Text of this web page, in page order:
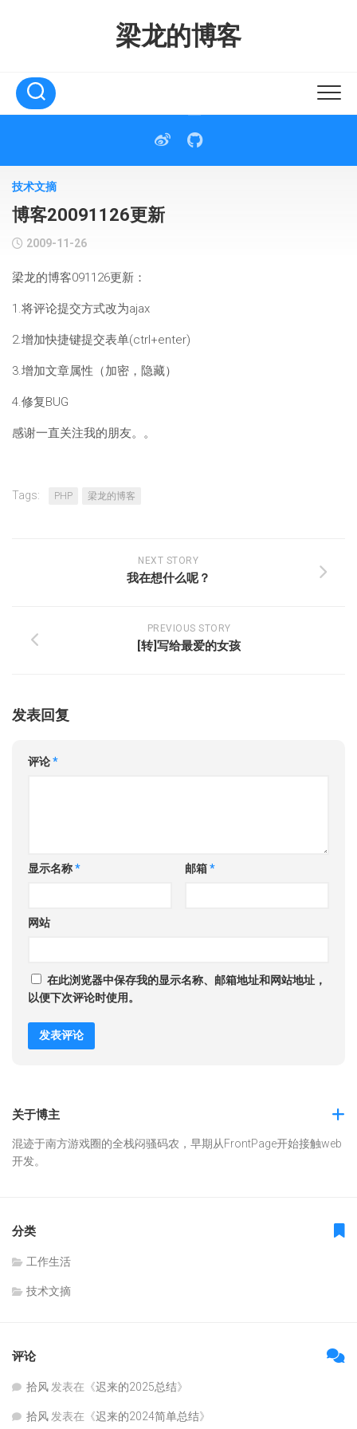
梁龙的博客
技术文摘
博客20091126更新
2009-11-26
梁龙的博客091126更新：
1.将评论提交方式改为ajax
2.增加快捷键提交表单(ctrl+enter)
3.增加文章属性（加密，隐藏）
4.修复BUG
感谢一直关注我的朋友。。
Tags: PHP 梁龙的博客
NEXT STORY
我在想什么呢？
PREVIOUS STORY
[转]写给最爱的女孩
发表回复
评论*
显示名称* 邮箱*
网站
在此浏览器中保存我的显示名称、邮箱地址和网站地址，
以便下次评论时使用。
关于博主
混迹于南方游戏圈的全栈闷骚码农，早期从FrontPage开始接触web
开发。
分类
工作生活
技术文摘
评论
拾风 发表在《迟来的2025总结》
拾风 发表在《迟来的2024简单总结》